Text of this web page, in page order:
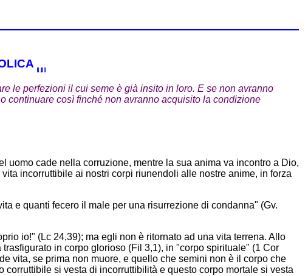
le perfezioni il cui seme è già insito in loro. E se non avranno
continuare così finché non avranno acquisito la condizione
uomo cade nella corruzione, mentre la sua anima va incontro a Dio,
incorruttibile ai nostri corpi riunendoli alle nostre anime, in forza
e quanti fecero il male per una risurrezione di condanna" (Gv.
io!" (Lc 24,39); ma egli non è ritornato ad una vita terrena. Allo
in corpo glorioso (Fil 3,1), in "corpo spirituale" (1 Cor
vita, se prima non muore, e quello che semini non è il corpo che
si vesta di incorruttibilità e questo corpo mortale si vesta